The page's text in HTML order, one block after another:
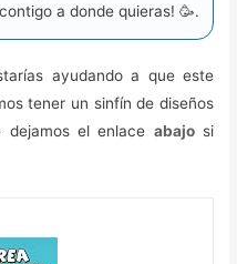
a donde quieras! 🥳️.
ayudando a que este
tener un sinfín de diseños
el enlace abajosi